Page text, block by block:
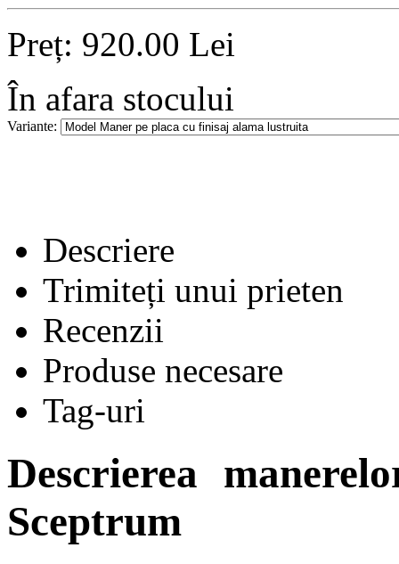
Preț: 920.00 Lei
În afara stocului
Variante:
Descriere
Trimiteți unui prieten
Recenzii
Produse necesare
Tag-uri
Descrierea
Sceptrum